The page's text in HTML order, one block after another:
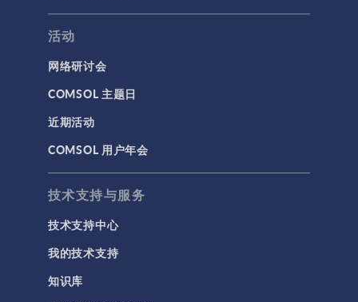
活动
网络研讨会
COMSOL 主题日
近期活动
COMSOL 用户年会
技术支持与服务
技术支持中心
我的技术支持
知识库